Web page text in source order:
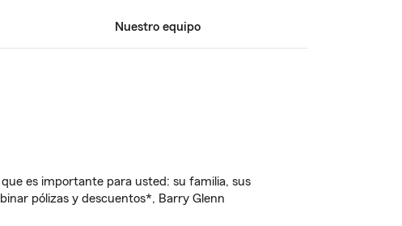
Nuestro equipo
es importante para usted: su familia, sus
pólizas y descuentos*, Barry Glenn